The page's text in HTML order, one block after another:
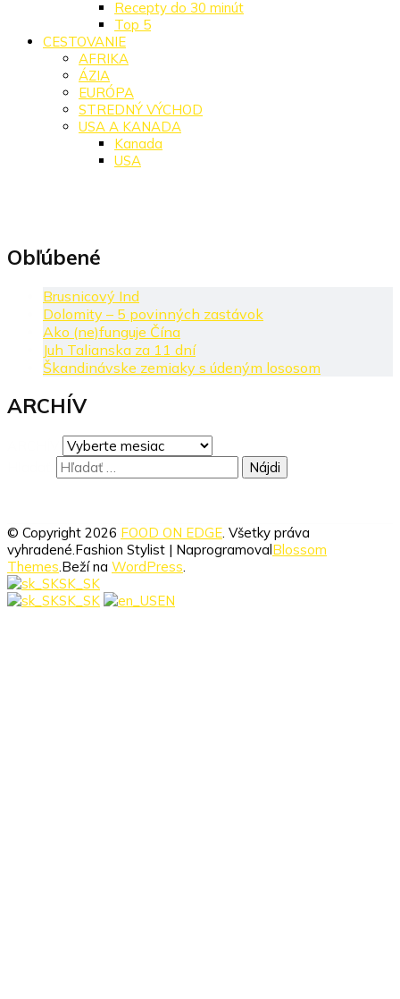
Recepty do 30 minút
Top 5
CESTOVANIE
AFRIKA
ÁZIA
EURÓPA
STREDNÝ VÝCHOD
USA A KANADA
Kanada
USA
Obľúbené
Brusnicový Ind
Dolomity – 5 povinných zastávok
Ako (ne)funguje Čína
Juh Talianska za 11 dní
Škandinávske zemiaky s údeným lososom
ARCHÍV
© Copyright 2026 FOOD ON EDGE. Všetky práva
vyhradené.Fashion Stylist | NaprogramovalBlossom
Themes.Beží na WordPress.
SK_SK
SK_SK
EN